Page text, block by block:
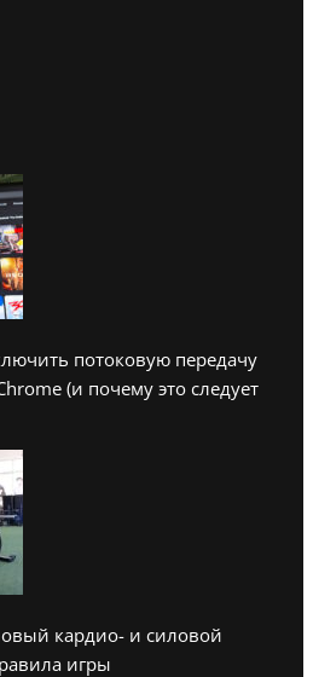
потоковую передачу
(и почему это следует
кардио- и силовой
игры